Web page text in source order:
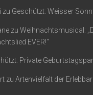
zu Geschützt: Weisser
zu Weihnachtsmusical:
EVER!“
Private
zu Artenvielfalt der